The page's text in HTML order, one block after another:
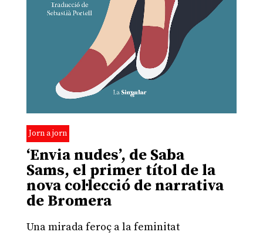
Jorn a jorn
‘Envia nudes’, de Saba
Sams, el primer títol de la
nova col·lecció de narrativa
de Bromera
Una mirada feroç a la feminitat